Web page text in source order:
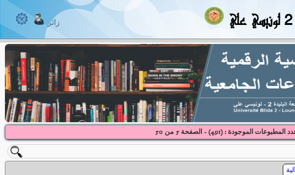
زائر
المطبوعات الموجودة : (491) - الصفحة 5 من 50